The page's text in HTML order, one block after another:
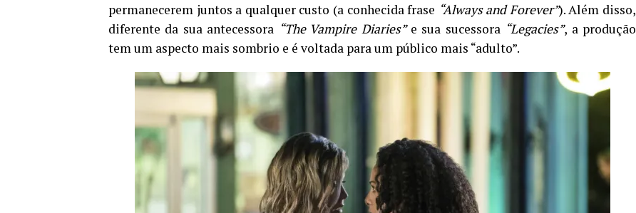
permanecerem juntos a qualquer custo (a conhecida frase “Always and Forever”). Além disso,
diferente da sua antecessora “The Vampire Diaries”e sua sucessora “Legacies”, a produção
tem um aspecto mais sombrio e é voltada para um público mais “adulto”.